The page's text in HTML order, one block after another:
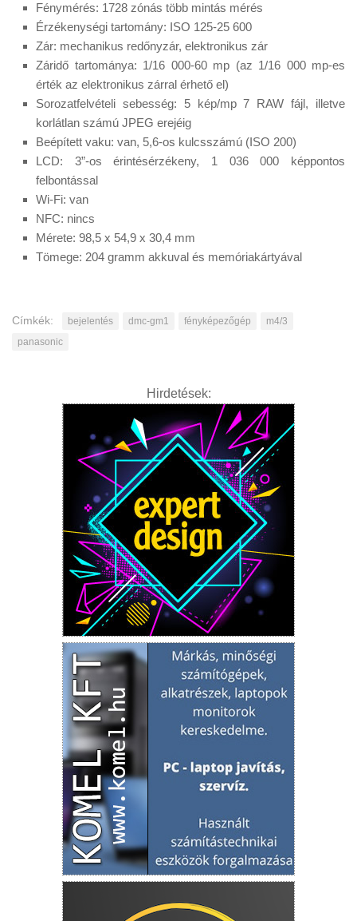
Fénymérés: 1728 zónás több mintás mérés
Érzékenységi tartomány: ISO 125-25 600
Zár: mechanikus redőnyzár, elektronikus zár
Záridő tartománya: 1/16 000-60 mp (az 1/16 000 mp-es
érték az elektronikus zárral érhető el)
Sorozatfelvételi sebesség: 5 kép/mp 7 RAW fájl, illetve
korlátlan számú JPEG erejéig
Beépített vaku: van, 5,6-os kulcsszámú (ISO 200)
LCD: 3”-os érintésérzékeny, 1 036 000 képpontos
felbontással
Wi-Fi: van
NFC: nincs
Mérete: 98,5 x 54,9 x 30,4 mm
Tömege: 204 gramm akkuval és memóriakártyával
Címkék: bejelentés dmc-gm1 fényképezőgép
m4/3
panasonic
Hirdetések: